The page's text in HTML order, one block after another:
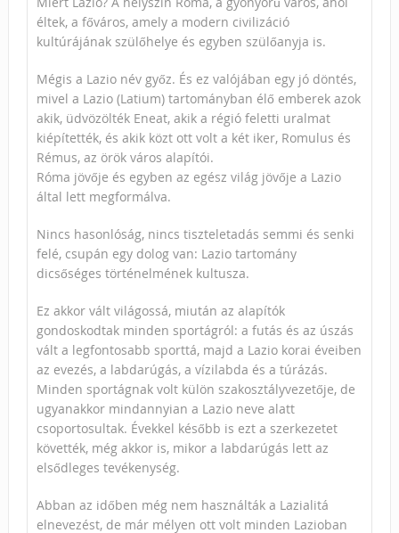
éltek, a főváros, amely a modern civilizáció
kultúrájának szülőhelye és egyben szülőanyja is.
Mégis a Lazio név győz. És ez valójában egy jó döntés,
mivel a Lazio (Latium) tartományban élő emberek azok
akik, üdvözölték Eneat, akik a régió feletti uralmat
kiépítették, és akik közt ott volt a két iker, Romulus és
Rémus, az örök város alapítói.
Róma jövője és egyben az egész világ jövője a Lazio
által lett megformálva.
Nincs hasonlóság, nincs tiszteletadás semmi és senki
felé, csupán egy dolog van: Lazio tartomány
dicsőséges történelmének kultusza.
Ez akkor vált világossá, miután az alapítók
gondoskodtak minden sportágról: a futás és az úszás
vált a legfontosabb sporttá, majd a Lazio korai éveiben
az evezés, a labdarúgás, a vízilabda és a túrázás.
Minden sportágnak volt külön szakosztályvezetője, de
ugyanakkor mindannyian a Lazio neve alatt
csoportosultak. Évekkel később is ezt a szerkezetet
követték, még akkor is, mikor a labdarúgás lett az
elsődleges tevékenység.
Abban az időben még nem használták a Lazialitá
elnevezést, de már mélyen ott volt minden Lazioban